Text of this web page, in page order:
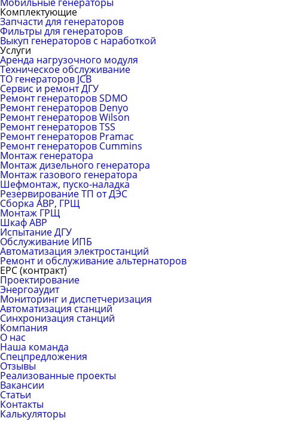
Комплектующие
Запчасти для генераторов
Фильтры для генераторов
Выкуп генераторов с наработкой
Услуги
Аренда нагрузочного модуля
Техническое обслуживание
ТО генераторов JCB
Сервис и ремонт ДГУ
Ремонт генераторов SDMO
Ремонт генераторов Denyo
Ремонт генераторов Wilson
Ремонт генераторов TSS
Ремонт генераторов Pramac
Ремонт генераторов Сummins
Монтаж генератора
Монтаж дизельного генератора
Монтаж газового генератора
Шефмонтаж, пуско-наладка
Резервирование ТП от ДЭС
Сборка АВР, ГРЩ
Монтаж ГРЩ
Шкаф АВР
Испытание ДГУ
Обслуживание ИПБ
Автоматизация электростанций
Ремонт и обслуживание альтернаторов
ЕРС (контракт)
Проектирование
Энергоаудит
Мониторинг и диспетчеризация
Автоматизация станций
Синхронизация станций
Компания
О нас
Наша команда
Спецпредложения
Отзывы
Реализованные проекты
Вакансии
Статьи
Контакты
Калькуляторы